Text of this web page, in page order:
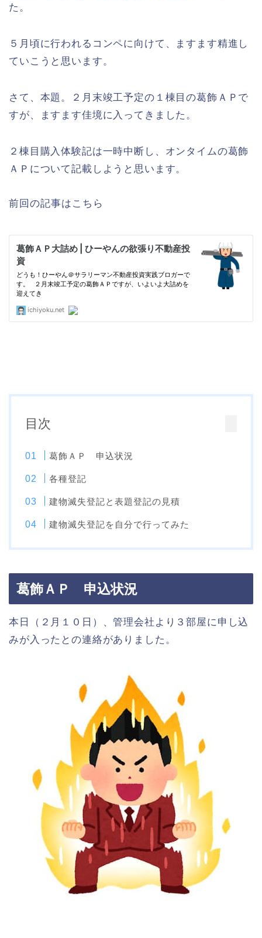
た。
５月頃に行われるコンペに向けて、ますます精進し
ていこうと思います。
さて、本題。２月末竣工予定の１棟目の葛飾ＡＰで
すが、ますます佳境に入ってきました。
２棟目購入体験記は一時中断し、オンタイムの葛飾
ＡＰについて記載しようと思います。
前回の記事はこちら
目次
葛飾ＡＰ 申込状況
各種登記
建物滅失登記と表題登記の見積
建物滅失登記を自分で行ってみた
葛飾ＡＰ 申込状況
本日（２月１０日）、管理会社より３部屋に申し込
みが入ったとの連絡がありました。